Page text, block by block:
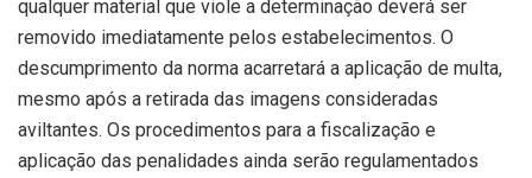
qualquer material que viole a determinação deverá ser
removido imediatamente pelos estabelecimentos. O
descumprimento da norma acarretará a aplicação de multa,
mesmo após a retirada das imagens consideradas
aviltantes. Os procedimentos para a fiscalização e
aplicação das penalidades ainda serão regulamentados